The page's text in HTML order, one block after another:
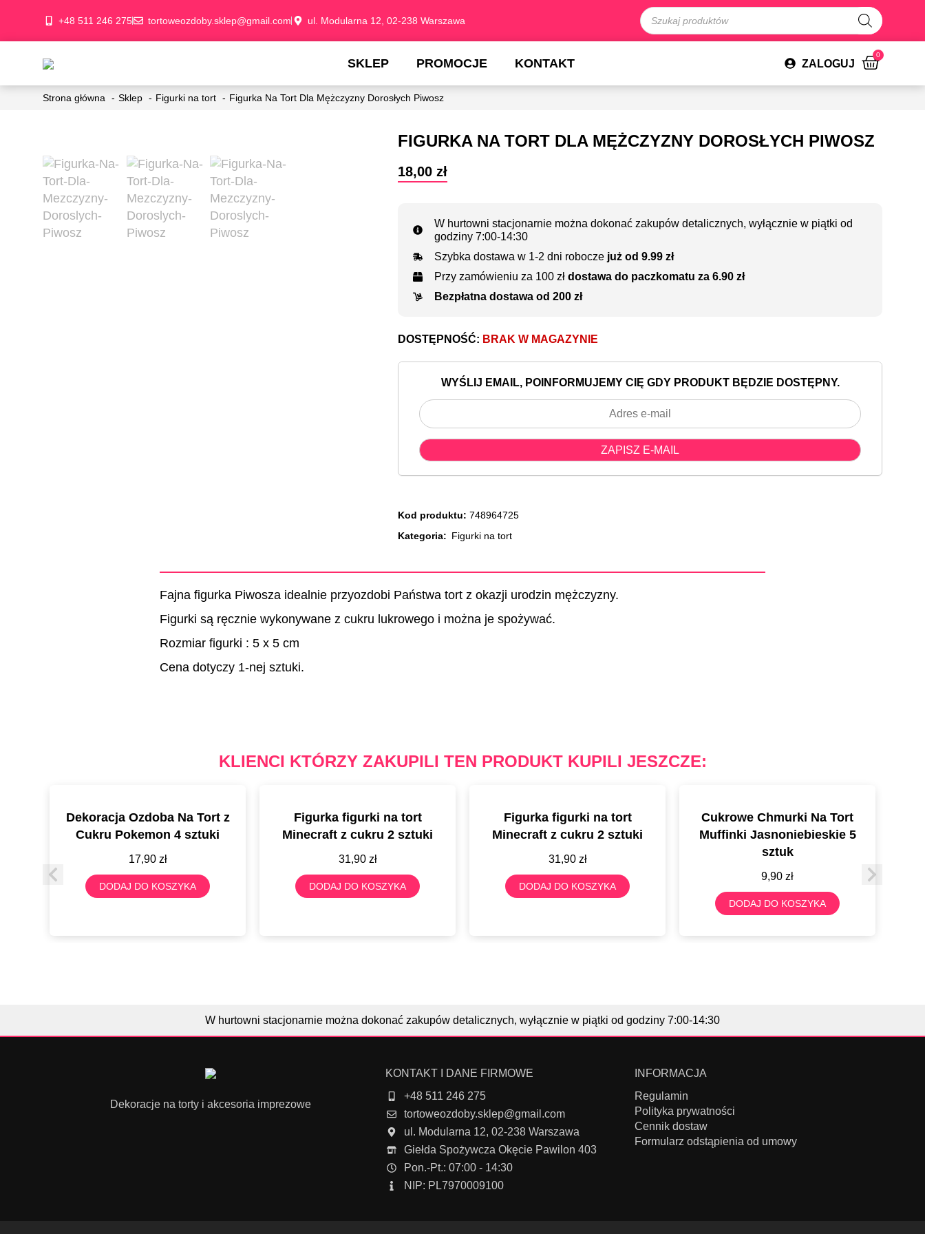
+48 511 246 275 tortoweozdoby.sklep@gmail.com ul. Modularna 12, 02-238 Warszawa
SKLEP PROMOCJE KONTAKT ZALOGUJ
0
Strona główna Sklep Figurki na tort Figurka Na Tort Dla Mężczyzny Dorosłych Piwosz
FIGURKA NA TORT DLA MĘŻCZYZNY DOROSŁYCH PIWOSZ
18,00 zł
W hurtowni stacjonarnie można dokonać zakupów detalicznych, wyłącznie w piątki od
godziny 7:00-14:30
Szybka dostawa w 1-2 dni robocze już od 9.99 zł
Przy zamówieniu za 100 zł dostawa do paczkomatu za 6.90 zł
Bezpłatna dostawa od 200 zł
DOSTĘPNOŚĆ: BRAK W MAGAZYNIE
WYŚLIJ EMAIL, POINFORMUJEMY CIĘ GDY PRODUKT BĘDZIE DOSTĘPNY.
Kod produktu: 748964725
Kategoria: Figurki na tort
Fajna figurka Piwosza idealnie przyozdobi Państwa tort z okazji urodzin mężczyzny.
Figurki są ręcznie wykonywane z cukru lukrowego i można je spożywać.
Rozmiar figurki : 5 x 5 cm
Cena dotyczy 1-nej sztuki.
KLIENCI KTÓRZY ZAKUPILI TEN PRODUKT KUPILI JESZCZE:
Dekoracja Ozdoba Na Tort z
Cukru Pokemon 4 sztuki
17,90 zł
DODAJ DO KOSZYKA
Figurka figurki na tort
Minecraft z cukru 2 sztuki
31,90 zł
DODAJ DO KOSZYKA
Figurka figurki na tort
Minecraft z cukru 2 sztuki
31,90 zł
DODAJ DO KOSZYKA
Cukrowe Chmurki Na Tort
Muffinki Jasnoniebieskie 5
sztuk
9,90 zł
DODAJ DO KOSZYKA
W hurtowni stacjonarnie można dokonać zakupów detalicznych, wyłącznie w piątki od godziny 7:00-14:30
Dekoracje na torty i akcesoria imprezowe
KONTAKT I DANE FIRMOWE
+48 511 246 275
tortoweozdoby.sklep@gmail.com
ul. Modularna 12, 02-238 Warszawa
Giełda Spożywcza Okęcie Pawilon 403
Pon.-Pt.: 07:00 - 14:30
NIP: PL7970009100
INFORMACJA
Regulamin
Polityka prywatności
Cennik dostaw
Formularz odstąpienia od umowy